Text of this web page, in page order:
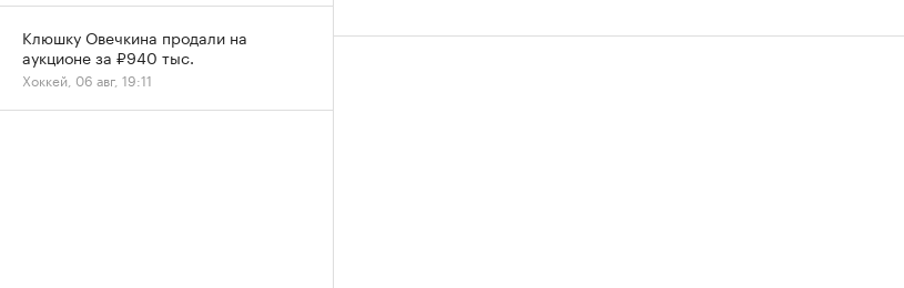
Клюшку Овечкина продали на
аукционе за ₽940 тыс.
Хоккей, 06 авг, 19:11